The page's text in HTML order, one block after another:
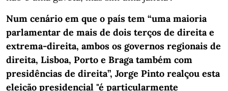
Num cenário em que o país tem “uma maioria
parlamentar de mais de dois terços de direita e
extrema-direita, ambos os governos regionais de
direita, Lisboa, Porto e Braga também com
presidências de direita”, Jorge Pinto realçou esta
eleição presidencial "é particularmente